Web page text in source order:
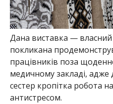
Дана виставка —
покликана
працівників поза
медичному закладі, адже
сестер кропітка робота
антистресом.